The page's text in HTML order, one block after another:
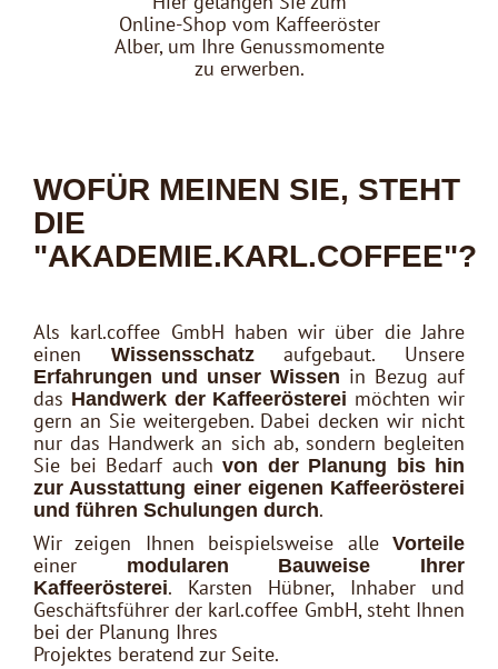
Online-Shop vom Kaffeeröster
Alber, um Ihre Genussmomente
zu erwerben.
WOFÜR MEINEN SIE, STEHT
DIE
"AKADEMIE.KARL.COFFEE"?
Als karl.coffee GmbH haben wir über die Jahre
einen Wissensschatzaufgebaut. Unsere
Erfahrungen und unser Wissen in Bezug auf
das Handwerk der Kaffeerösterei möchten wir
gern an Sie weitergeben. Dabei decken wir nicht
nur das Handwerk an sich ab, sondern begleiten
Sie bei Bedarf auch von der Planung bis hin
zur Ausstattung einer eigenen Kaffeerösterei
und führen Schulungen durch.
Wir zeigen Ihnen beispielsweise alle Vorteile
einer
modularen Bauweise Ihrer
Kaffeerösterei. Karsten Hübner, Inhaber und
Geschäftsführer der karl.coffee GmbH, steht Ihnen
bei der Planung Ihres
Projektes beratend zur Seite.